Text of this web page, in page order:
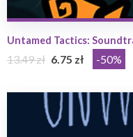
Untamed Tactics:
13.49 zł 6.75 zł -50%